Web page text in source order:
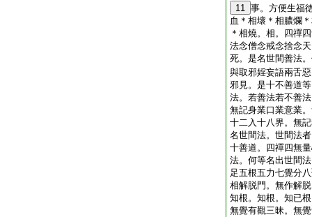
11 事。方便生福
血＊相壞＊相膿爛
＊相燒。相。四禪
法念僧念戒念捨念
死。是名世間善法
與取邪婬妄語兩舌
邪見。是十不善道
法。若善法若不善
無記身業口業意業
十二入十八界。無
名世間法。世間法
十善道。四禪四無
法。何等名出世間
足五根五力七覺分
相解脱門。無作解
知根。知根。知已
無覺有觀三昧。無